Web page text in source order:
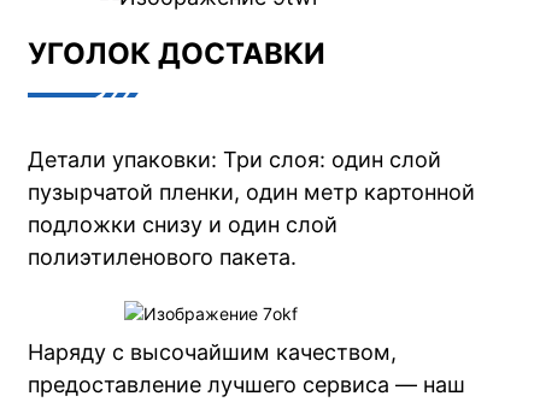
УГОЛОК ДОСТАВКИ
Детали упаковки: Три слоя: один слой
пузырчатой ​​пленки, один метр картонной
подложки снизу и один слой
полиэтиленового пакета.
Наряду с высочайшим качеством,
предоставление лучшего сервиса — наш